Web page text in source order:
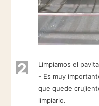
2
Limpiamos el
- Es muy
que quede
limpiarlo.